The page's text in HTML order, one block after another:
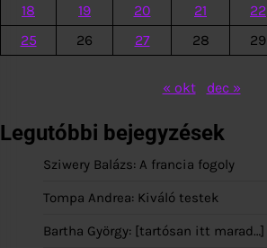
18
19 20 21 22
25
26 27 28 29
« okt dec »
Legutóbbi bejegyzések
Sziwery Balázs: A francia fogoly
Tompa Andrea: Kiváló testek
Bartha György: [tartósan itt marad…]